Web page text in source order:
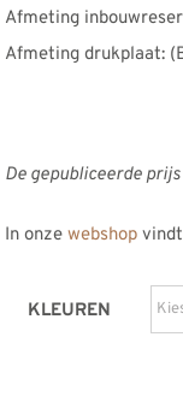
Afmeting
Afmeting drukplaat:
De gepubliceerde prijs
In onze webshop
KLEUREN